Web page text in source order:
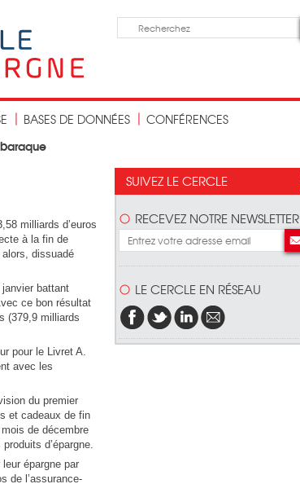
BASES DE DONNÉES
CONFÉRENCES
milliards d’euros
à la fin de
alors, dissuadé
battant
ce bon résultat
(379,9 milliards
pour le Livret A.
avec les
du premier
et cadeaux de fin
de décembre
d’épargne.
épargne par
de l’assurance-
SUIVEZ LE CERCLE
RECEVEZ NOTRE NEWSLETTER
LE CERCLE EN RÉSEAU